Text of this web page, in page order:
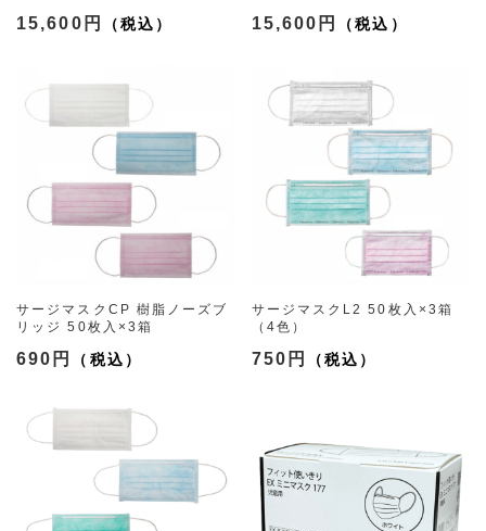
15,600円
（4色）
15,600円
サージマスクCP 樹脂ノーズブ
リッジ 50枚入×3箱
690円
サージマスクL2 50枚入×3箱
（4色）
750円